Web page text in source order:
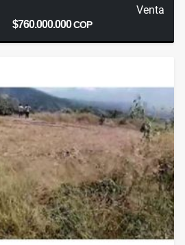
Venta
$760.000.000COP